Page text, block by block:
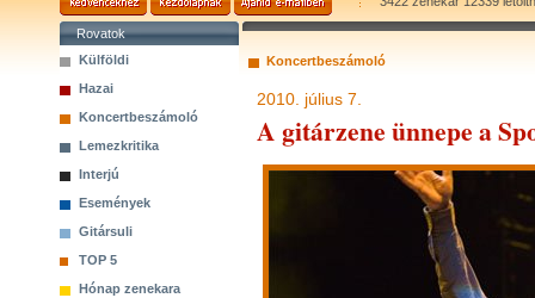
Rovatok
Külföldi
Hazai
Koncertbeszámoló
Lemezkritika
Interjú
Események
Gitársuli
TOP 5
Hónap zenekara
Koncertbeszámoló
2010. július 7.
A gitárzene ünnepe a